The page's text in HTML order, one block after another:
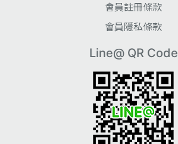
會員註冊條款
會員隱私條款
Line@ QR Code